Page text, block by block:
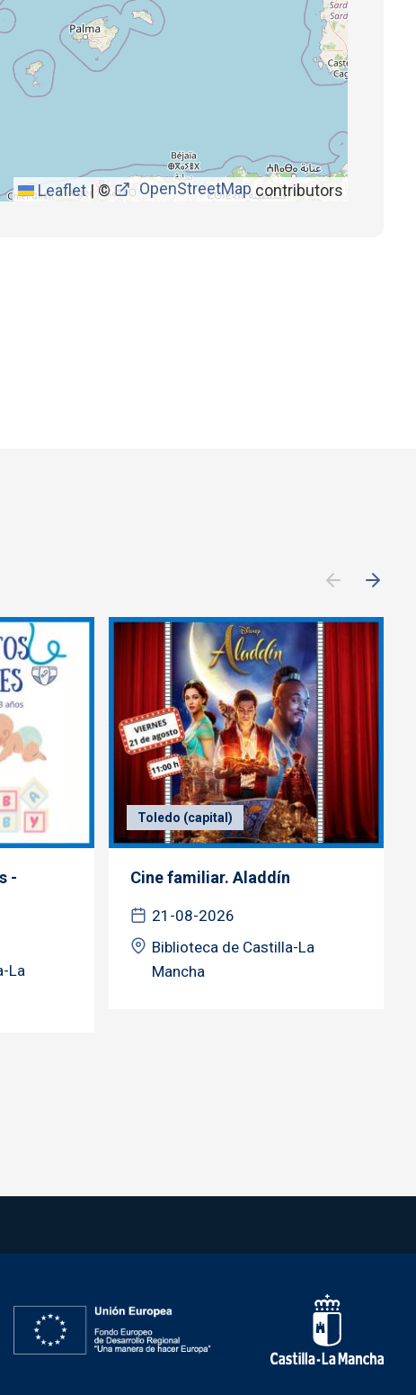
Leaflet|© OpenStreetMapcontributors
-
La
Toledo (capital)
Cine familiar. Aladdín
21-08-2026
Biblioteca de Castilla-La
Mancha